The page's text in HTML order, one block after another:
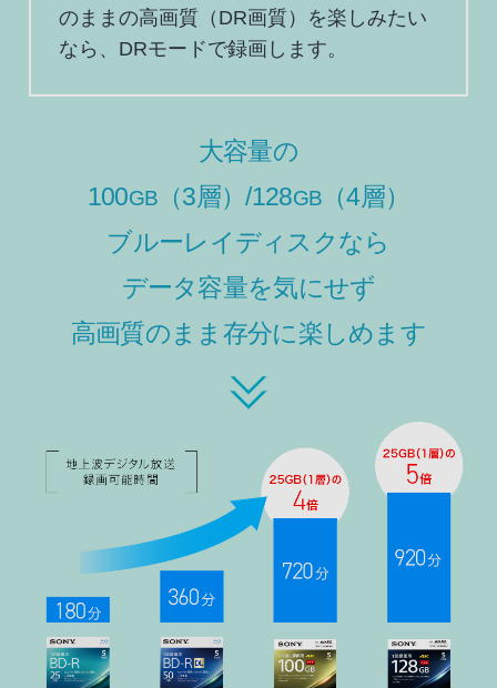
のままの高画質（DR画質）を楽しみたい
なら、DRモードで録画します。
大容量の
100GB （3層）/128GB
（4層）
ブルーレイディスクなら
データ容量を気にせず
高画質のまま存分に楽しめます